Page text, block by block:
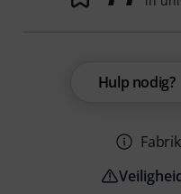
Hulp nodig?